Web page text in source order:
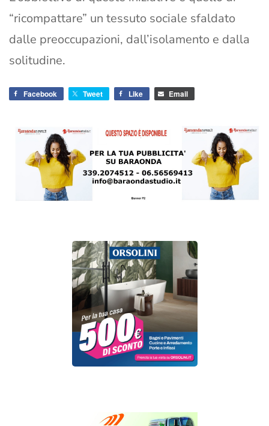
“ricompattare” un tessuto sociale sfaldato
dalle preoccupazioni, dall’isolamento e dalla
solitudine.
Facebook Tweet Like Email